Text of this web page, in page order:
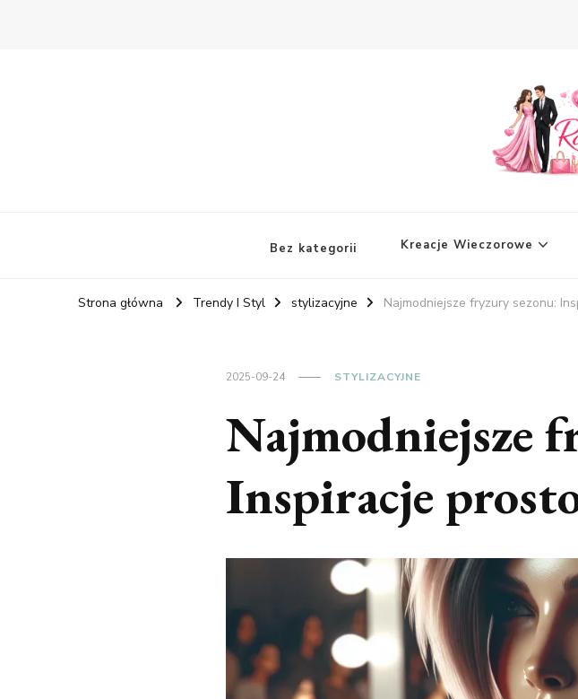
Bez kategorii Kreacje Wieczorowe
Strona główna Trendy I Styl stylizacyjne Najmodniejsze fryzury sezonu:
2025-09-24 STYLIZACYJNE
Najmodniejsze
Inspiracje